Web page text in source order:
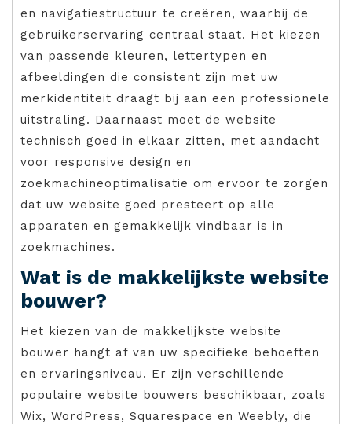
en navigatiestructuur te creëren, waarbij de
gebruikerservaring centraal staat. Het kiezen
van passende kleuren, lettertypen en
afbeeldingen die consistent zijn met uw
merkidentiteit draagt bij aan een professionele
uitstraling. Daarnaast moet de website
technisch goed in elkaar zitten, met aandacht
voor responsive design en
zoekmachineoptimalisatie om ervoor te zorgen
dat uw website goed presteert op alle
apparaten en gemakkelijk vindbaar is in
zoekmachines.
Wat is de makkelijkste website
bouwer?
Het kiezen van de makkelijkste website
bouwer hangt af van uw specifieke behoeften
en ervaringsniveau. Er zijn verschillende
populaire website bouwers beschikbaar, zoals
Wix, WordPress, Squarespace en Weebly, die